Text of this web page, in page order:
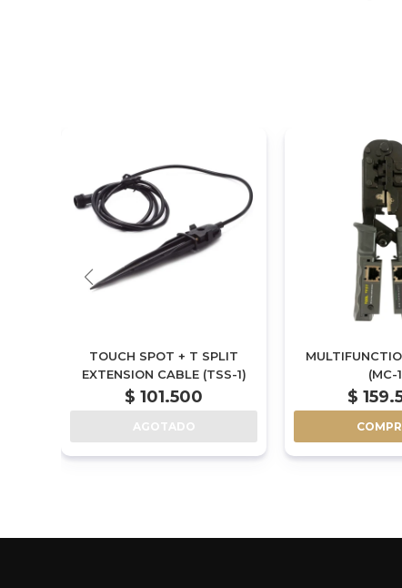
TOUCH SPOT + T SPLIT
EXTENSION CABLE (TSS-1)
$ 101.500
AGOTADO
(MC-
$